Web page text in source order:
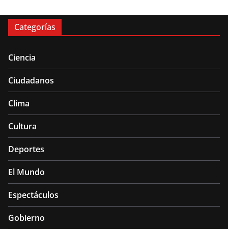
Categorías
Ciencia
Ciudadanos
Clima
Cultura
Deportes
El Mundo
Espectáculos
Gobierno